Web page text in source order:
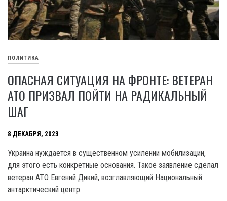
ПОЛИТИКА
ОПАСНАЯ СИТУАЦИЯ НА ФРОНТЕ: ВЕТЕРАН
АТО ПРИЗВАЛ ПОЙТИ НА РАДИКАЛЬНЫЙ
ШАГ
8 ДЕКАБРЯ, 2023
Украина нуждается в существенном усилении мобилизации,
для этого есть конкретные основания. Такое заявление сделал
ветеран ATO Евгений Дикий, возглавляющий Национальный
антарктический центр.